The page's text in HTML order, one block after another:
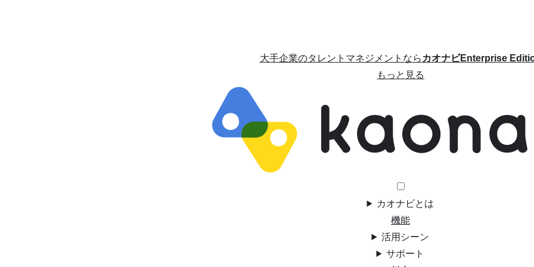
大手企業のタレントマネジメントならカオナビEnterprise
もっと見る
カオナビとは
機能
活用シーン
サポート